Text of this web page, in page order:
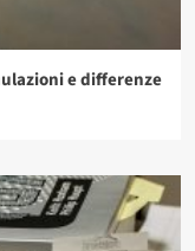
e differenze